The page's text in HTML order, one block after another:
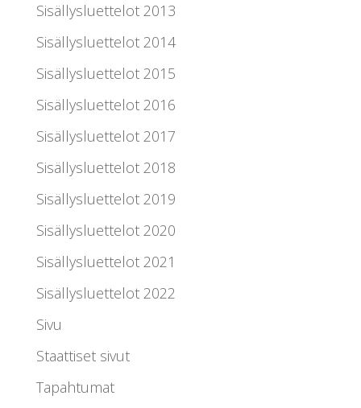
Sisällysluettelot 2013
Sisällysluettelot 2014
Sisällysluettelot 2015
Sisällysluettelot 2016
Sisällysluettelot 2017
Sisällysluettelot 2018
Sisällysluettelot 2019
Sisällysluettelot 2020
Sisällysluettelot 2021
Sisällysluettelot 2022
Sivu
Staattiset sivut
Tapahtumat